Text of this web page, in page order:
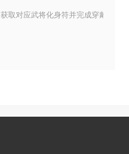
对应武将化身符并完成穿戴激活